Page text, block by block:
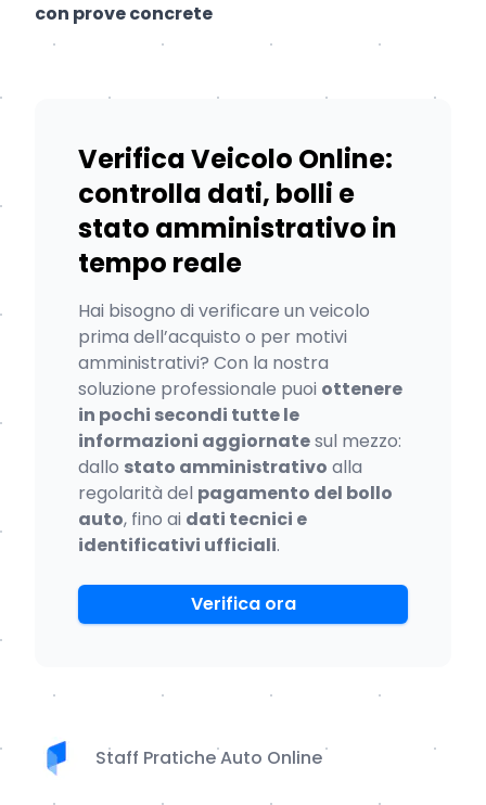
con prove concrete
Verifica Veicolo Online:
controlla dati, bolli e
stato amministrativo in
tempo reale
Hai bisogno di verificare un veicolo
prima dell’acquisto o per motivi
amministrativi? Con la nostra
soluzione professionale puoi ottenere
in pochi secondi tutte le
informazioni aggiornatesul mezzo:
dallo stato amministrativo alla
regolarità del pagamento del bollo
auto, fino ai dati tecnici e
identificativi ufficiali.
Verifica ora
Staff Pratiche Auto Online